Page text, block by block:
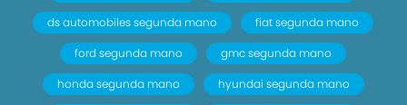
ds automobiles segunda mano
fiat segunda mano
ford segunda mano
gmc segunda mano
honda segunda mano
hyundai segunda mano